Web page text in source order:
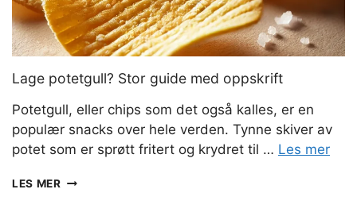
Lage potetgull? Stor guide med oppskrift
Potetgull, eller chips som det også kalles, er en
populær snacks over hele verden. Tynne skiver av
potet som er sprøtt fritert og krydret til … Les mer
LES MERLAGE